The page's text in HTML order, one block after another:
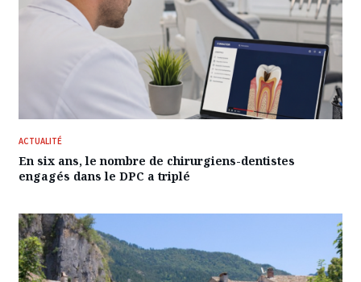
ACTUALITÉ
En six ans, le nombre de chirurgiens-dentistes
engagés dans le DPC a triplé